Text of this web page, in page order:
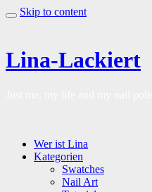
Skip to content
Lina-Lackiert
Wer ist Lina
Kategorien
Swatches
Nail Art